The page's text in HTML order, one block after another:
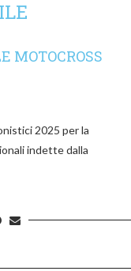
MOTOCROSS
2025 per la
indette dalla